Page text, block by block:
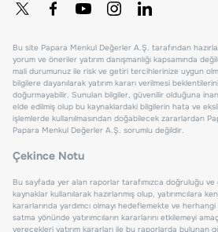
Bu site Papara Menkul Değerler A.Ş. tarafından
yorum ve öneriler yatırım danışmanlığı kapsamında
mali durumunuz ile risk ve getiri tercihlerinize uygun
bilgilere dayanılarak yatırım kararı verilmesi
doğurmayabilir. Sunulan bilgiler, güvenilir olduğuna
elde edilmiş olup bu kaynaklardaki bilgilerin hata ve
işlemlerde kullanılmasından doğabilecek zararlardan
Papara Menkul Değerler A.Ş. sorumlu değildir.
Çekince Notu
Bu sayfada yer alan raporlar tarafımızca doğruluğu ve
kaynaklar kullanılarak hazırlanmış olup, yatırımcılara
kararlarında yardımcı olmayı hedeflemekte ve herhangi
satma yönünde yatırımcıların kararlarını etkilemeyi
verecekleri yatırım kararları ile bu raporlarda bulunan